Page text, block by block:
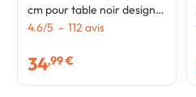
cm pour table noir design
industriel
4.6/5 - 112 avis
34,99 €